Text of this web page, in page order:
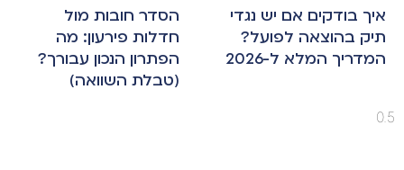
איך בודקים אם יש נגדי
תיק בהוצאה לפועל?
המדריך המלא ל-2026
הסדר חובות מול
חדלות פירעון: מה
הפתרון הנכון עבורך?
(טבלת השוואה)